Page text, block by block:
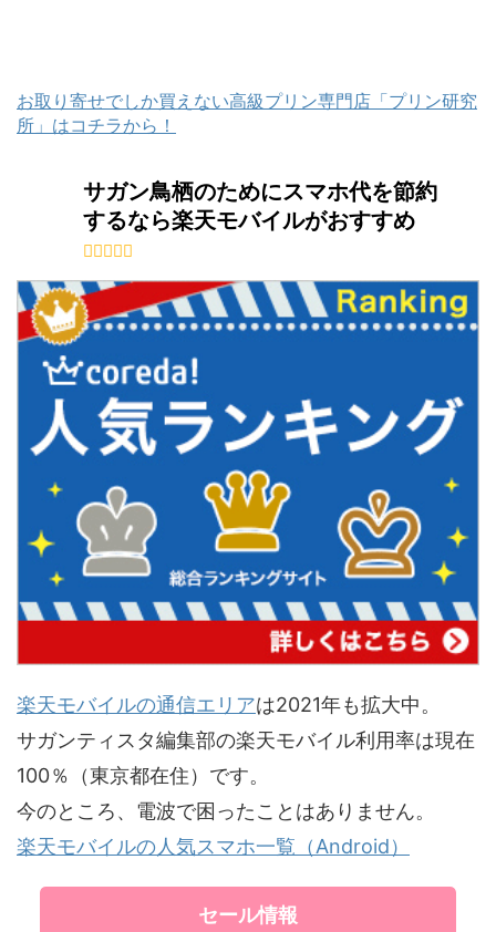
お取り寄せでしか買えない高級プリン専門店「プリン研究
所」はコチラから！
サガン鳥栖のためにスマホ代を節約
するなら楽天モバイルがおすすめ
楽天モバイルの通信エリアは2021年も拡大中。
サガンティスタ編集部の楽天モバイル利用率は現在
100％（東京都在住）です。
今のところ、電波で困ったことはありません。
楽天モバイルの人気スマホ一覧（Android）
セール情報